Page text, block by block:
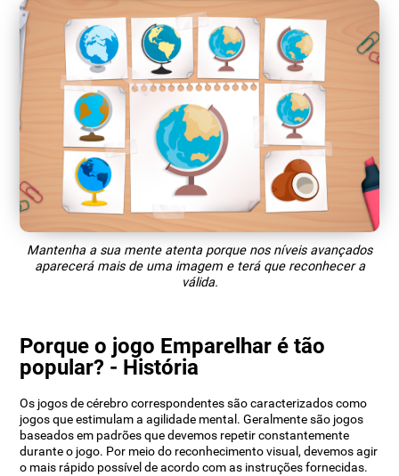
Mantenha a sua mente atenta porque nos níveis avançados
aparecerá mais de uma imagem e terá que reconhecer a
válida.
Porque o jogo Emparelhar é tão
popular? - História
Os jogos de cérebro correspondentes são caracterizados como
jogos que estimulam a agilidade mental. Geralmente são jogos
baseados em padrões que devemos repetir constantemente
durante o jogo. Por meio do reconhecimento visual, devemos agir
o mais rápido possível de acordo com as instruções fornecidas.